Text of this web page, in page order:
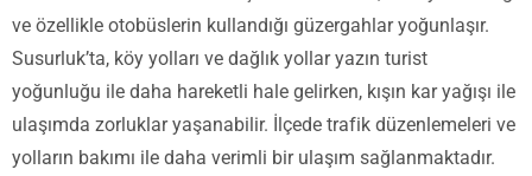
ve özellikle otobüslerin kullandığı güzergahlar yoğunlaşır.
Susurluk’ta, köy yolları ve dağlık yollar yazın turist
yoğunluğu ile daha hareketli hale gelirken, kışın kar yağışı ile
ulaşımda zorluklar yaşanabilir. İlçede trafik düzenlemeleri ve
yolların bakımı ile daha verimli bir ulaşım sağlanmaktadır.